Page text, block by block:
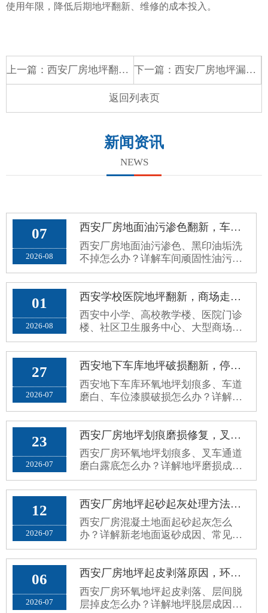
使用年限，降低后期地坪翻新、维修的成本投入。
上一篇： 西安厂房地坪翻新改造流程、造价工期详解，老旧地面改造一站式攻略 下一篇： 西安厂房地坪漏水返潮原因根治，工业防潮防渗地坪施工方案 西安地处关中盆地，地
返回列表页
新闻资讯
NEWS
07
2026-08
西安厂房地面油污渗色翻新，车间环氧地面黑印油垢洗不掉处理方案
西安厂房地面油污渗色、黑印油垢洗
不掉怎么办？详解车间顽固性油污成
因、翻新误区与耐油封闭根治施工方
案。
01
2026-08
西安学校医院地坪翻新，商场走廊公共区域环保防滑环氧地坪施工方案
西安中小学、高校教学楼、医院门诊
楼、社区卫生服务中心、大型商场超
市、写字楼公共走廊，属于高人流、
高频走动、全天候开放的公共区域。
原有普通水泥地面、老旧地砖、普通
环氧地面，使用久了容易出现地面起
砂起灰、划痕发黑、空鼓脱落、地面
打滑、污渍渗透、接缝藏污、颜色老
旧暗沉等问题。公共场地对地坪要求
和厂···
27
2026-07
西安地下车库地坪破损翻新，停车场环氧地面车轮划痕、起灰病害处理方案
西安地下车库环氧地坪划痕多、车道
磨白、车位漆膜破损怎么办？详解停
车场地坪病害成因、修补误区与分区
耐磨翻新施工方案。
23
2026-07
西安厂房地坪划痕磨损修复，叉车通道环氧地面磨白露底翻新方案
西安厂房环氧地坪划痕多、叉车通道
磨白露底怎么办？详解地坪磨损成
因、修复误区与标准化耐磨翻新方
案，长效解决地面老旧斑驳问题。
12
2026-07
西安厂房地坪起砂起灰处理方法，新老混凝土地面返砂固化方案
西安厂房混凝土地面起砂起灰怎么
办？详解新老地面返砂成因、常见误
区与标准化固化防尘处理方案，解决
车间扬尘问题。
06
2026-07
西安厂房地坪起皮剥落原因，环氧地坪脱层掉皮根治修复方案
西安厂房环氧地坪起皮剥落、层间脱
层掉皮怎么办？详解地坪脱层成因、